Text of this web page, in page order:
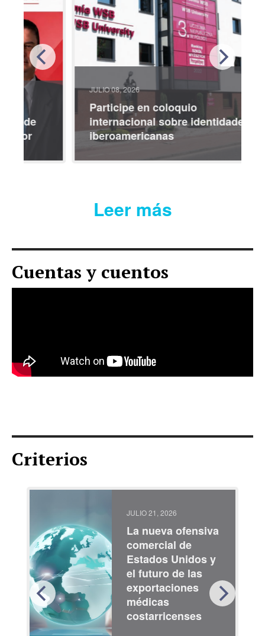
JULIO 08, 2026
Participe en coloquio
internacional sobre identidades
iberoamericanas
Leer más
Cuentas y cuentos
Criterios
JULIO 21, 2026
La nueva ofensiva
comercial de
Estados Unidos y
el futuro de las
exportaciones
médicas
costarricenses